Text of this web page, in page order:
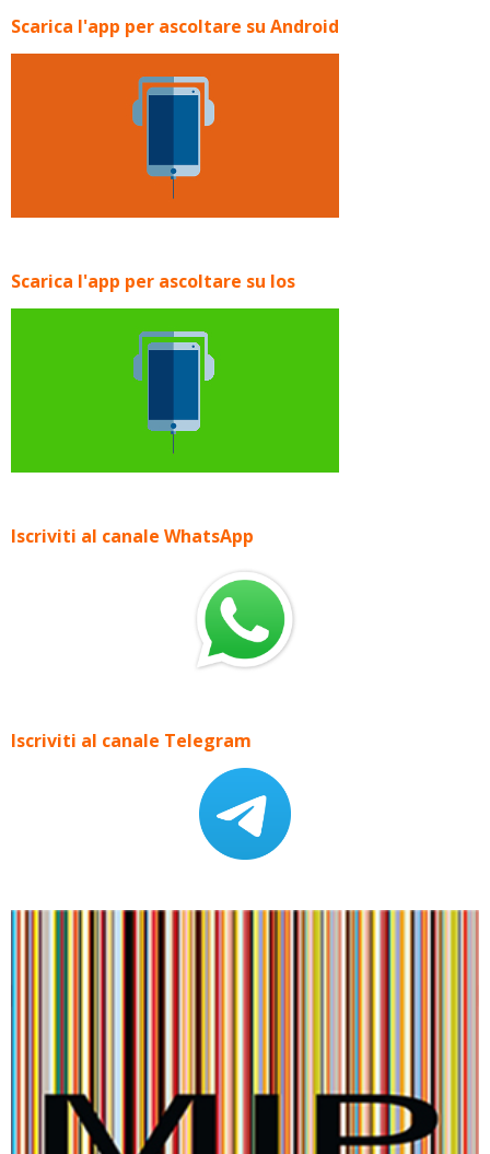
Scarica l'app per ascoltare su Android
Scarica l'app per ascoltare su Ios
Iscriviti al canale WhatsApp
Iscriviti al canale Telegram